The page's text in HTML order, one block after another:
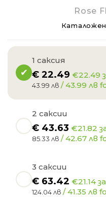
Rose
1 саксия
€ 22.49 €22.49
43.99 лв / 43.99 лв
2 саксии
€ 43.63 €21.82
85.33 лв / 42.67 лв
3 саксии
€ 63.42 €21.14
124.04 лв / 41.35 лв